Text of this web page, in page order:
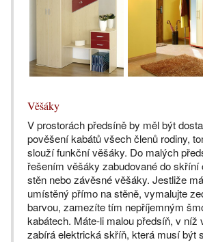
Věšáky
V prostorách předsíně by měl být
pověšení kabátů všech členů rodiny,
slouží funkční věšáky. Do malých
řešením věšáky zabudované do skříní
stěn nebo závěsné věšáky. Jestliže
umístěný přímo na stěně, vymalujte
barvou, zamezíte tím nepříjemným
kabátech. Máte-li malou předsíň, v níž
zabírá elektrická skříň, která musí být